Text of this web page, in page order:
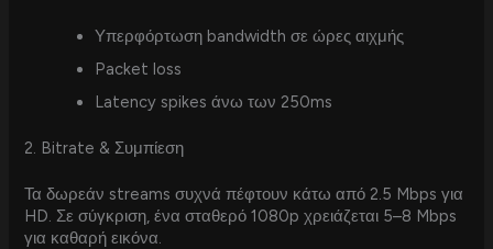
Υπερφόρτωση bandwidth σε ώρες αιχμής
Packet loss
Latency spikes άνω των 250ms
2. Bitrate & Συμπίεση
Τα δωρεάν streams συχνά πέφτουν κάτω από 2.5 Mbps για
HD. Σε σύγκριση, ένα σταθερό 1080p χρειάζεται 5–8 Mbps
για καθαρή εικόνα.